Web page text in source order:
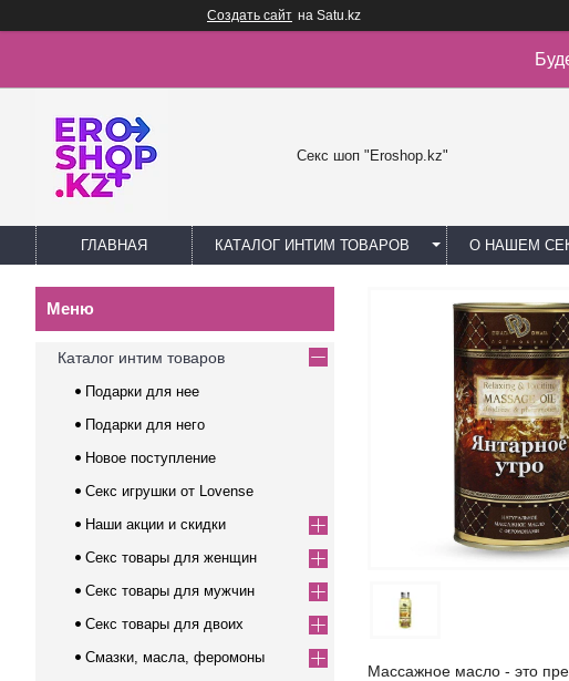
Создать сайт на Satu.kz
Секс шоп "Eroshop.kz"
ГЛАВНАЯ КАТАЛОГ ИНТИМ ТОВАРОВ О НАШЕМ
Массажное масло - это
Каталог интим товаров
Подарки для нее
Подарки для него
Новое поступление
Секс игрушки от Lovense
Наши акции и скидки
Секс товары для женщин
Секс товары для мужчин
Секс товары для двоих
Смазки, масла, феромоны